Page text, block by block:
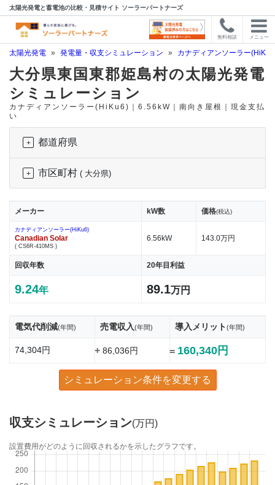
太陽光発電と蓄電池の比較・見積サイト ソーラーパートナーズ
無料相談 メニュー
太陽光発電 » 発電量・収支シミュレーション » カナディアンソーラー
大分県東国東郡姫島村の太陽光発電
シミュレーション
カナディアンソーラー(HiKu6)｜6.56kW｜南向き屋根｜現金支払
い
都道府県
市区町村 ( 大分県)
メーカー kW数 価格(税込)
カナディアンソーラー(HiKu6)
Canadian Solar
( CS6R-410MS )
6.56kW 143.0万円
回収年数 20年目利益
9.24年 89.1万円
電気代削減(年間) 売電収入(年間) 導入メリット(年間)
74,304円 +86,036円 = 160,340円
シミュレーション条件を変更する
収支シミュレーション(万円)
設置費用がどのように回収されるかを示したグラフです。